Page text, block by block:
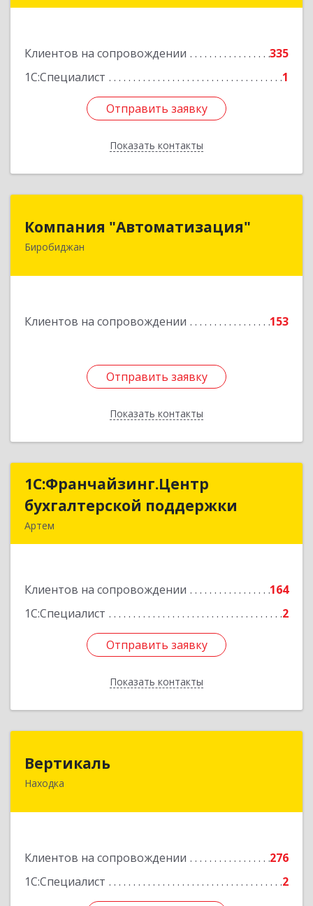
Клиентов на сопровождении
335
1С:Специалист
1
Отправить заявку
Показать контакты
Отправить заявку
Назад
Компания "Автоматизация"
Биробиджан
Клиентов на сопровождении 153
Отправить заявку
Показать контакты
679016, Еврейская Аобл, Биробиджан г,
Отправить заявку
Назад
1С:Франчайзинг.Центр
бухгалтерской поддержки
Артем
Клиентов на сопровождении
164
1С:Специалист
2
Отправить заявку
Показать контакты
1С:Франчайзинг.Центр
бухгалтерской поддержки
Подробнее
Отправить заявку
Назад
Вертикаль
Находка
Клиентов на сопровождении
276
1С:Специалист
2